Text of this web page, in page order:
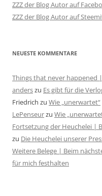
ZZZ der Blog Autor auf
ZZZ der Blog Autor auf
NEUESTE KOMMENTARE
Things that never happened
anderszu Es gibt für die
Friedrich zu Wie „unerwartet“
LePenseurzu Wie
Fortsetzung der Heuchelei |
zu Die Heuchelei unserer
Weitere Belege | Beim
für mich festhalten